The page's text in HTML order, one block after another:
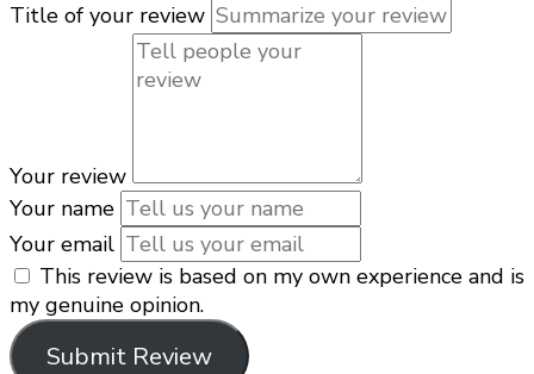
Title of your review
Your review
Your name
Your email
This review is based on my own experience and is
my genuine opinion.
Submit Review